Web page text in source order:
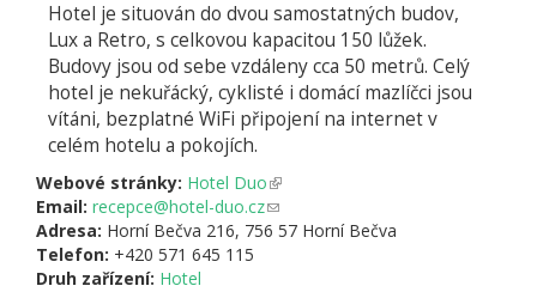
Hotel je situován do dvou samostatných budov,
Lux a Retro, s celkovou kapacitou 150 lůžek.
Budovy jsou od sebe vzdáleny cca 50 metrů. Celý
hotel je nekuřácký, cyklisté i domácí mazlíčci jsou
vítáni, bezplatné WiFi připojení na internet v
celém hotelu a pokojích.
Webové stránky: Hotel Duo(odkaz
je
externí)
Email: recepce@hotel-duo.cz(odkaz
odešle
Adresa: Horní Bečva 216, 756 57 Horní Bečva
Telefon: +420 571 645 115
Druh zařízení: Hotel